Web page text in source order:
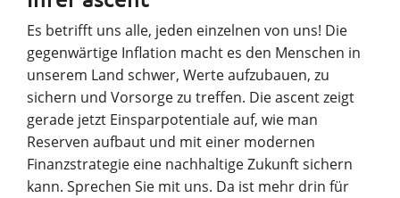
Es betrifft uns alle, jeden einzelnen von uns! Die
gegenwärtige Inflation macht es den Menschen in
unserem Land schwer, Werte aufzubauen, zu
sichern und Vorsorge zu treffen. Die ascent zeigt
gerade jetzt Einsparpotentiale auf, wie man
Reserven aufbaut und mit einer modernen
Finanzstrategie eine nachhaltige Zukunft sichern
kann. Sprechen Sie mit uns. Da ist mehr drin für